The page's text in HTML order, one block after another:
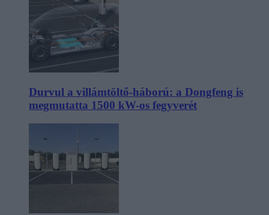
Durvul a villámtöltő-háború: a Dongfeng is
megmutatta 1500 kW-os fegyverét